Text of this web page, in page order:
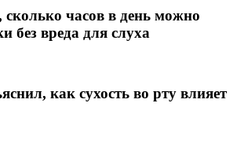
сколько часов в день можно
без вреда для слуха
как сухость во рту влияет